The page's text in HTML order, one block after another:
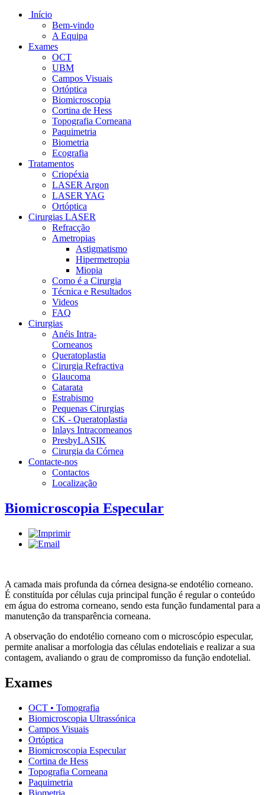
Início
Bem-vindo
A Equipa
Exames
OCT
UBM
Campos Visuais
Ortóptica
Biomicroscopia
Cortina de Hess
Topografia Corneana
Paquimetria
Biometria
Ecografia
Tratamentos
Criopéxia
LASER Argon
LASER YAG
Ortóptica
Cirurgias LASER
Refracção
Ametropias
Astigmatismo
Hipermetropia
Miopia
Como é a Cirurgia
Técnica e Resultados
Videos
FAQ
Cirurgias
Anéis Intra-
Corneanos
Queratoplastia
Cirurgia Refractiva
Glaucoma
Catarata
Estrabismo
Pequenas Cirurgias
CK - Queratoplastia
Inlays Intracorneanos
PresbyLASIK
Cirurgia da Córnea
Contacte-nos
Contactos
Localização
Biomicroscopia Especular
A camada mais profunda da córnea designa-se endotélio corneano.
É constituída por células cuja principal função é regular o conteúdo
em água do estroma corneano, sendo esta função fundamental para a
manutenção da transparência corneana.
A observação do endotélio corneano com o microscópio especular,
permite analisar a morfologia das células endoteliais e realizar a sua
contagem, avaliando o grau de compromisso da função endotelial.
Exames
OCT • Tomografia
Biomicroscopia Ultrassónica
Campos Visuais
Ortóptica
Biomicroscopia Especular
Cortina de Hess
Topografia Corneana
Paquimetria
Biometria